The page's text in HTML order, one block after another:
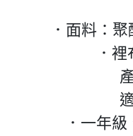
．面料：
．
．一年